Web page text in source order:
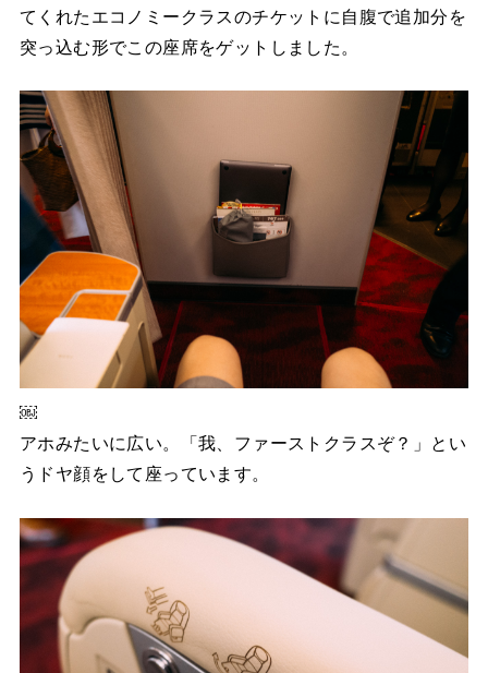
てくれたエコノミークラスのチケットに自腹で追加分を
突っ込む形でこの座席をゲットしました。
￼
アホみたいに広い。「我、ファーストクラスぞ？」とい
うドヤ顔をして座っています。